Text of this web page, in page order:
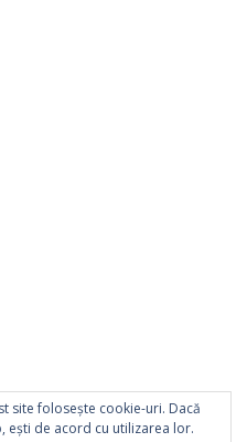
site folosește cookie-uri. Dacă
ești de acord cu utilizarea lor.